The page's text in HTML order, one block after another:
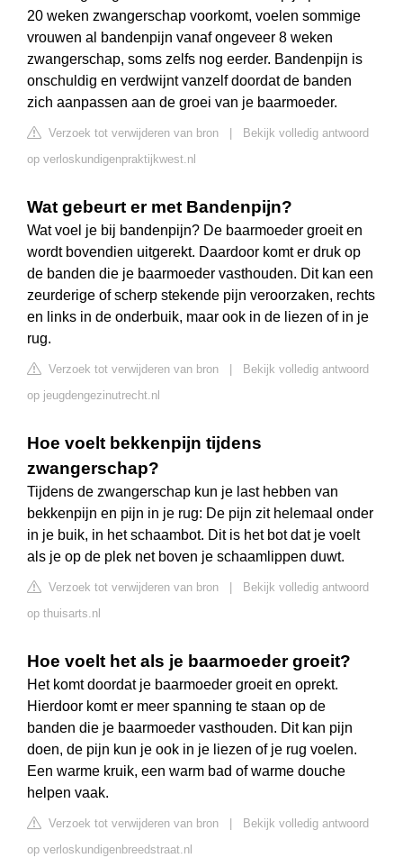
20 weken zwangerschap voorkomt, voelen sommige
vrouwen al bandenpijn vanaf ongeveer 8 weken
zwangerschap, soms zelfs nog eerder. Bandenpijn is
onschuldig en verdwijnt vanzelf doordat de banden
zich aanpassen aan de groei van je baarmoeder.
Verzoek tot verwijderen van bron
Bekijk volledig antwoord
op verloskundigenpraktijkwest.nl
Wat gebeurt er met Bandenpijn?
Wat voel je bij bandenpijn? De baarmoeder groeit en
wordt bovendien uitgerekt. Daardoor komt er druk op
de banden die je baarmoeder vasthouden. Dit kan een
zeurderige of scherp stekende pijn veroorzaken, rechts
en links in de onderbuik, maar ook in de liezen of in je
rug.
Verzoek tot verwijderen van bron
Bekijk volledig antwoord
op jeugdengezinutrecht.nl
Hoe voelt bekkenpijn tijdens
zwangerschap?
Tijdens de zwangerschap kun je last hebben van
bekkenpijn en pijn in je rug: De pijn zit helemaal onder
in je buik, in het schaambot. Dit is het bot dat je voelt
als je op de plek net boven je schaamlippen duwt.
Verzoek tot verwijderen van bron
Bekijk volledig antwoord
op thuisarts.nl
Hoe voelt het als je baarmoeder groeit?
Het komt doordat je baarmoeder groeit en oprekt.
Hierdoor komt er meer spanning te staan op de
banden die je baarmoeder vasthouden. Dit kan pijn
doen, de pijn kun je ook in je liezen of je rug voelen.
Een warme kruik, een warm bad of warme douche
helpen vaak.
Verzoek tot verwijderen van bron
Bekijk volledig antwoord
op verloskundigenbreedstraat.nl